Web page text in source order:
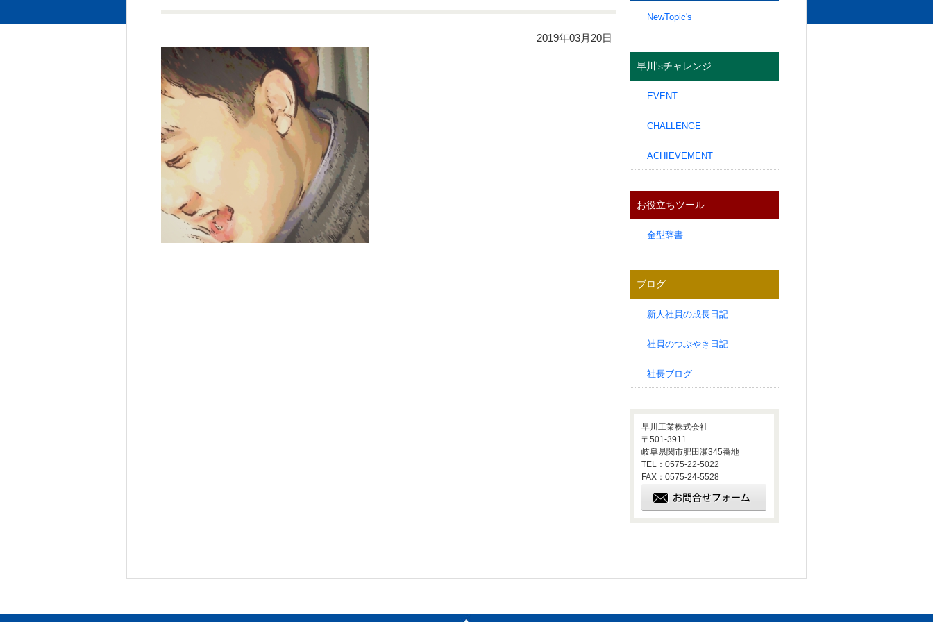
2019年03月20日
NewTopic's
早川'sチャレンジ
EVENT
CHALLENGE
ACHIEVEMENT
お役立ちツール
金型辞書
ブログ
新人社員の成長日記
社員のつぶやき日記
社長ブログ
早川工業株式会社
〒501-3911
岐阜県関市肥田瀬345番地
TEL：0575-22-5022
FAX：0575-24-5528